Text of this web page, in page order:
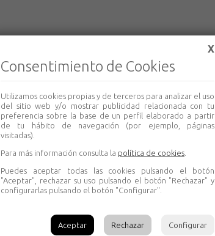
Productos relacionados
X
Consentimiento de Cookies
Utilizamos cookies propias y de terceros para analizar el uso
del sitio web y/o mostrar publicidad relacionada con tu
preferencia sobre la base de un perfil elaborado a partir
de tu hábito de navegación (por ejemplo, páginas
visitadas).
Para más información consulta la política de cookies
Puedes aceptar todas las cookies pulsando el botón
"Aceptar", rechazar su uso pulsando el botón "Rechazar" y
configurarlas pulsando el botón "Configurar".
Aceptar Rechazar Configurar